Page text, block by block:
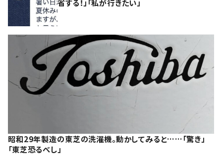
省する！」「私が行きたい」
昭和29年製造の東芝の洗濯機。動かしてみると……「驚き」
「東芝恐るべし」